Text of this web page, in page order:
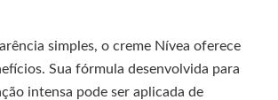
simples, o creme Nívea oferece
Sua fórmula desenvolvida para
intensa pode ser aplicada de